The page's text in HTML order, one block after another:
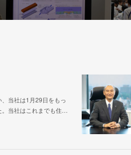
当社は1月29日をもっ
。当社はこれまでも住…